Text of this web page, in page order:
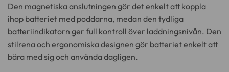
Den magnetiska anslutningen gör det enkelt att koppla
ihop batteriet med poddarna, medan den tydliga
batteriindikatorn ger full kontroll över laddningsnivån. Den
stilrena och ergonomiska designen gör batteriet enkelt att
bära med sig och använda dagligen.